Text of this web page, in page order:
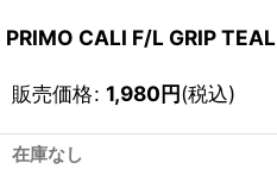
PRIMO CALI F/L GRIP TEAL
販売価格: 1,980円(税込)
在庫なし